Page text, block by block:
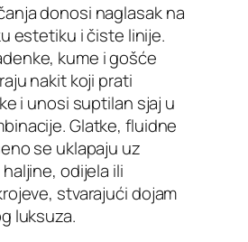
donosi naglasak na
estetiku i čiste linije.
kume i gošće
nakit koji prati
i unosi suptilan sjaj u
Glatke, fluidne
se uklapaju uz
odijela ili
stvarajući dojam
luksuza.